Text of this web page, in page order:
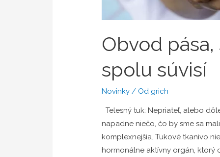
Obvod
spolu súvisí
Novinky / Od grich
Telesný tuk: Nepriateľ, alebo
napadne niečo, čo by sme sa
komplexnejšia. Tukové tkanivo
hormonálne aktívny orgán, ktorý